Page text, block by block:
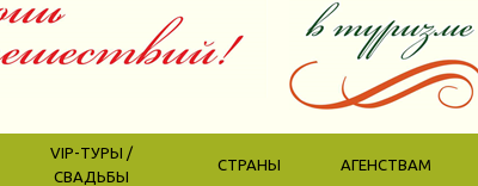
VIP-ТУРЫ /
СВАДЬБЫ
СТРАНЫ АГЕНСТВАМ